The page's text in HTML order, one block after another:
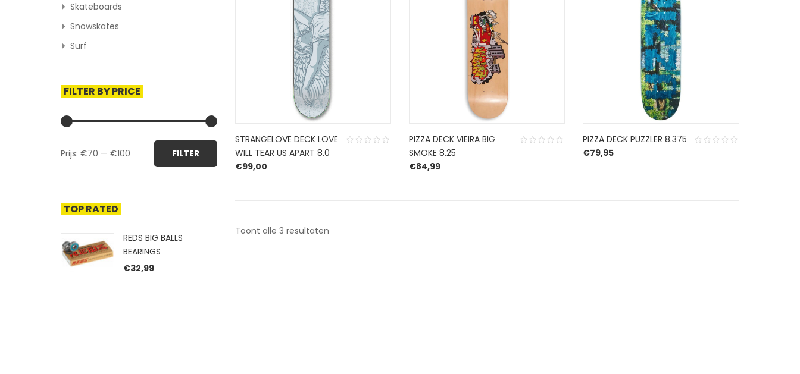
Skateboards
Snowskates
Surf
FILTER BY PRICE
prijs
prijs
FILTER
Prijs: €70 — €100
TOP RATED
REDS BIG BALLS
BEARINGS
€32,99
STRANGELOVE DECK LOVE
WILL TEAR US APART 8.0
€99,00
PIZZA DECK VIEIRA BIG
SMOKE 8.25
€84,99
PIZZA DECK PUZZLER 8.375
€79,95
Toont alle 3 resultatenGesorteerd